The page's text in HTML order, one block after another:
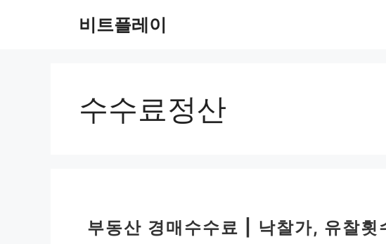
비트플레이
수수료정산
부동산 경매수수료 | 낙찰가, 유찰